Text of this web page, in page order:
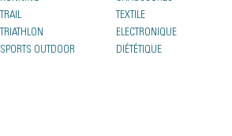
TRAIL
TRIATHLON
SPORTS OUTDOOR
TEXTILE
ELECTRONIQUE
DIÉTÉTIQUE